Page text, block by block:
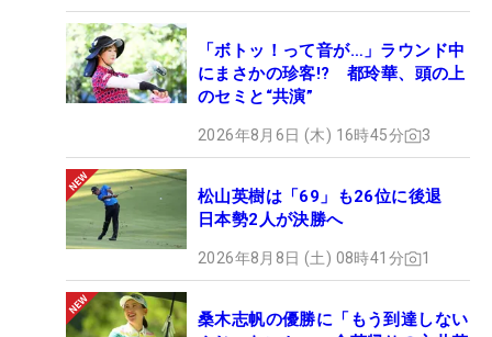
「ボトッ！って音が…」ラウンド中
にまさかの珍客!? 都玲華、頭の上
のセミと“共演”
2026年8月6日 (木) 16時45分 3
松山英樹は「69」も26位に後退
日本勢2人が決勝へ
2026年8月8日 (土) 08時41分 1
桑木志帆の優勝に「もう到達しない